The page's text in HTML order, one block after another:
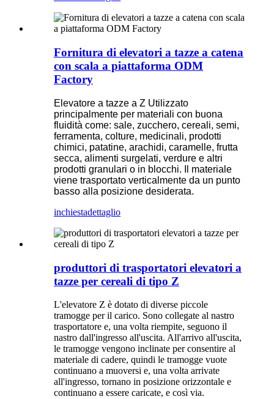
Fornitura di elevatori a tazze a catena
con scala a piattaforma ODM
Factory
Elevatore a tazze a Z Utilizzato
principalmente per materiali con buona
fluidità come: sale, zucchero, cereali, semi,
ferramenta, colture, medicinali, prodotti
chimici, patatine, arachidi, caramelle, frutta
secca, alimenti surgelati, verdure e altri
prodotti granulari o in blocchi. Il materiale
viene trasportato verticalmente da un punto
basso alla posizione desiderata.
inchiestadettaglio
produttori di trasportatori elevatori a
tazze per cereali di tipo Z
L'elevatore Z è dotato di diverse piccole
tramogge per il carico. Sono collegate al nastro
trasportatore e, una volta riempite, seguono il
nastro dall'ingresso all'uscita. All'arrivo all'uscita,
le tramogge vengono inclinate per consentire al
materiale di cadere, quindi le tramogge vuote
continuano a muoversi e, una volta arrivate
all'ingresso, tornano in posizione orizzontale e
continuano a essere caricate, e così via.